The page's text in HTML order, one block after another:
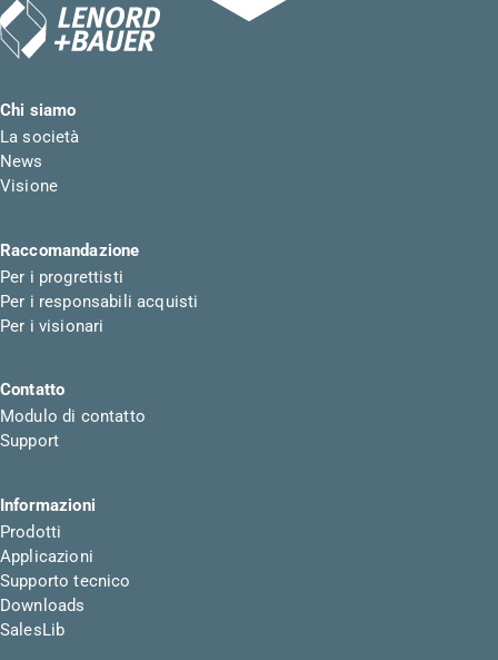
Chi siamo
La società
News
Visione
Raccomandazione
Per i progrettisti
Per i responsabili acquisti
Per i visionari
Contatto
Modulo di contatto
Support
Informazioni
Prodotti
Applicazioni
Supporto tecnico
Downloads
SalesLib